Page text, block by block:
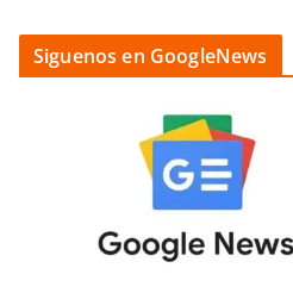
Siguenos en GoogleNews